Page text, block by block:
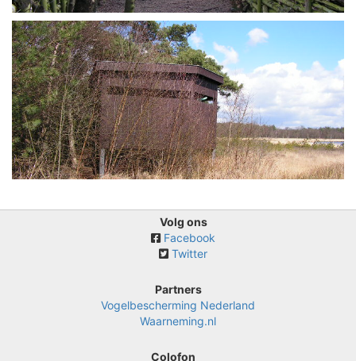
Volg ons
Facebook
Twitter
Partners
Vogelbescherming Nederland
Waarneming.nl
Colofon